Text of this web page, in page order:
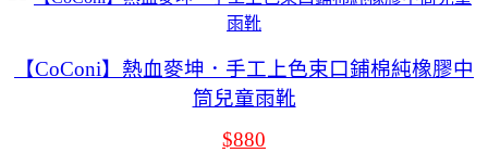
【CoConi】熱血麥坤．手工上色束口鋪棉純橡膠中
筒兒童雨靴
$880